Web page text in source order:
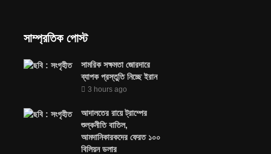
সাম্প্রতিক পোস্ট
সামরিক সক্ষমতা জোরদারে
ব্যাপক প্রস্তুতি নিচ্ছে ইরান
3 hours ago
আদালতের রায়ে ট্রাম্পের
শুল্কনীতি বাতিল,
আমদানিকারকদের ফেরত ১০০
বিলিয়ন ডলার